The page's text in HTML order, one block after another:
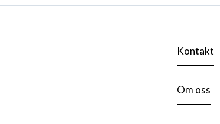
Kontakt
Om oss